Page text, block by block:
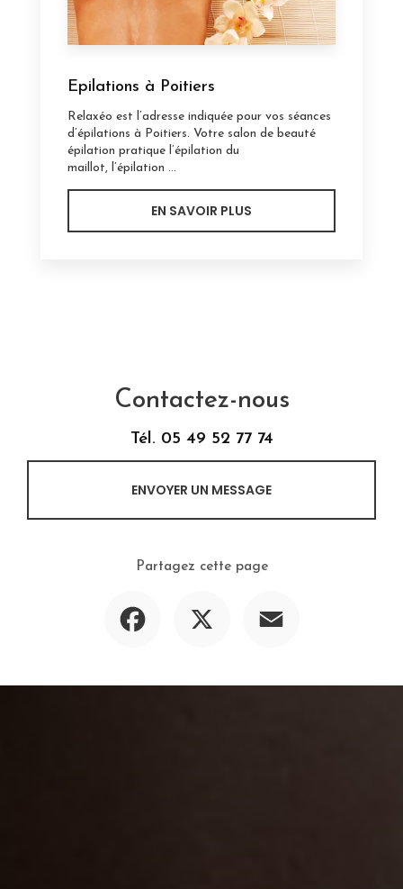
Epilations à Poitiers
Relaxéo est l’adresse indiquée pour vos séances
d’épilations à Poitiers. Votre salon de beauté
épilation pratique l’épilation du
maillot, l’épilation ...
EN SAVOIR PLUS
Contactez-nous
Tél. 05 49 52 77 74
ENVOYER UN MESSAGE
Partagez cette page